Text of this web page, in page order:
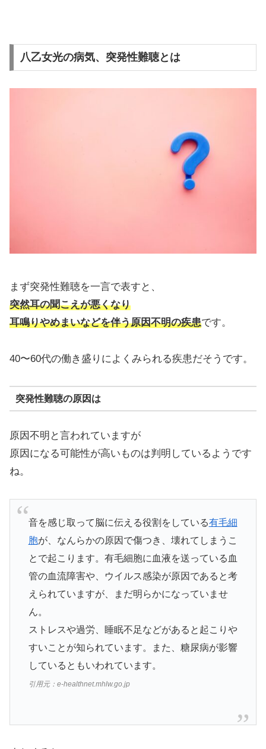
八乙女光の病気、突発性難聴とは
まず突発性難聴を一言で表すと、
突然耳の聞こえが悪くなり
耳鳴りやめまいなどを伴う原因不明の疾患です。
40〜60代の働き盛りによくみられる疾患だそうです。
突発性難聴の原因は
原因不明と言われていますが
原因になる可能性が高いものは判明しているようです
ね。
音を感じ取って脳に伝える役割をしている有毛細
胞が、なんらかの原因で傷つき、壊れてしまうこ
とで起こります。有毛細胞に血液を送っている血
管の血流障害や、ウイルス感染が原因であると考
えられていますが、まだ明らかになっていませ
ん。
ストレスや過労、睡眠不足などがあると起こりや
すいことが知られています。また、糖尿病が影響
しているともいわれています。
引用元：e-healthnet.mhlw.go.jp